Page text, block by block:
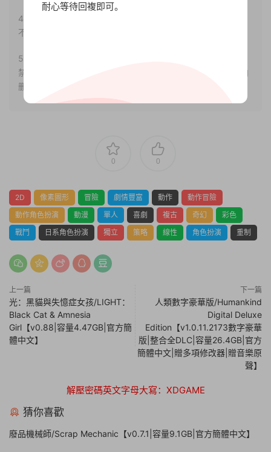
4.本站部分内容均由互聯網收集整理，僅供大家參考、學習，
不存在任何商業目的與商業用途。
5.本站提供的所有資源僅供參考學習使用，版權歸原著所有，
禁止下載本站資源參與任何商業和非法行爲，請于24小時之内
删除!
0 0
2D 像素圖形 冒險 劇情豐富 動作
動作冒險
動作角色扮演
動漫 單人 喜劇 複古 奇幻
彩色
戰鬥
日系角色扮演 獨立 策略 線性 角色扮演 重制
上一篇
光：黑貓與失憶症女孩/LIGHT：
Black Cat & Amnesia
Girl【v0.88|容量4.47GB|官方簡
體中文】
下一篇
人類數字豪華版/Humankind
Digital Deluxe
Edition【v1.0.11.2173數字豪華
版|整合全DLC|容量26.4GB|官方
簡體中文|贈多項修改器|贈音樂原
聲】
解壓密碼英文字母大寫：XDGAME
猜你喜歡
廢品機械師/Scrap Mechanic【v0.7.1|容量9.1GB|官方簡體中文】
耐心等待回複即可。